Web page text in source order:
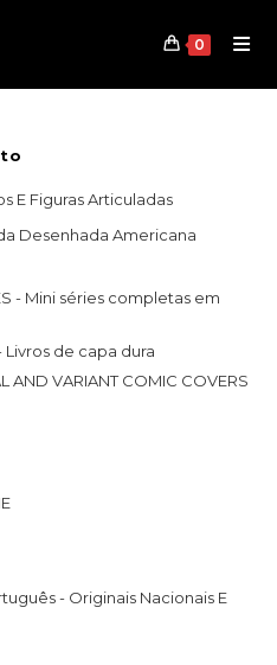
0
E Figuras Articuladas
Desenhada Americana
- Mini séries completas em
Livros de capa dura
AND VARIANT COMIC COVERS
- Originais Nacionais E